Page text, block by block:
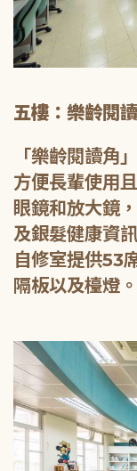
五樓：樂齡閱
「樂齡閱讀角
方便長輩使用
眼鏡和放大鏡
及銀髮健康資
自修室提供53